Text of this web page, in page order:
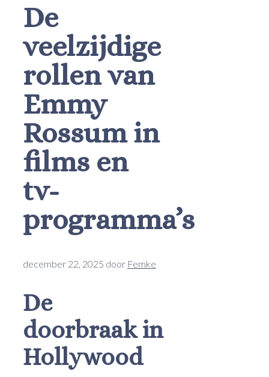
De
veelzijdige
rollen van
Emmy
Rossum in
films en
tv-
programma’s
december 22, 2025 door Femke
De
doorbraak in
Hollywood